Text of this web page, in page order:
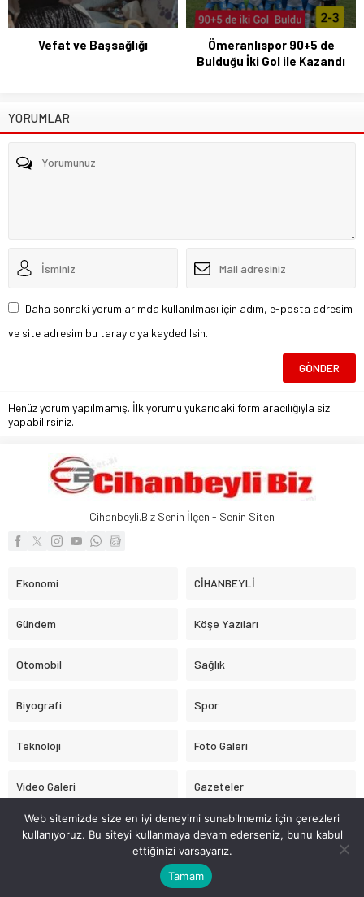
Vefat ve Başsağlığı
Ömeranlıspor 90+5 de
Bulduğu İki Gol ile Kazandı
YORUMLAR
Daha sonraki yorumlarımda kullanılması için adım, e-posta adresim
ve site adresim bu tarayıcıya kaydedilsin.
Henüz yorum yapılmamış. İlk yorumu yukarıdaki form aracılığıyla siz
yapabilirsiniz.
Cihanbeyli.Biz Senin İlçen - Senin Siten
Ekonomi CİHANBEYLİ
Gündem Köşe Yazıları
Otomobil Sağlık
Biyografi Spor
Teknoloji Foto Galeri
Video Galeri Gazeteler
Astroloji
CİHANBEYLİ.BİZ
Web sitemizde size en iyi deneyimi sunabilmemiz için çerezleri
kullanıyoruz. Bu siteyi kullanmaya devam ederseniz, bunu kabul
ettiğinizi varsayarız.
Tamam